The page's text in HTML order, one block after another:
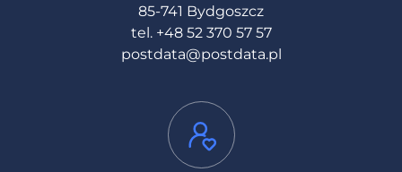
85-741 Bydgoszcz
tel. +48 52 370 57 57
postdata@postdata.pl